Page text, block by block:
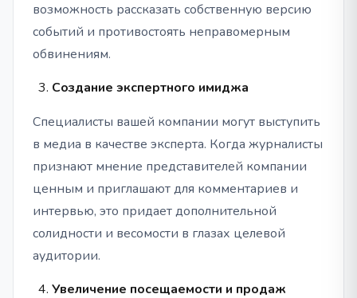
возможность рассказать собственную версию
событий и противостоять неправомерным
обвинениям.
Создание экспертного имиджа
Специалисты вашей компании могут выступить
в медиа в качестве эксперта. Когда журналисты
признают мнение представителей компании
ценным и приглашают для комментариев и
интервью, это придает дополнительной
солидности и весомости в глазах целевой
аудитории.
Увеличение посещаемости и продаж